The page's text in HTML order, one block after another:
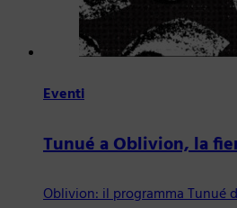
Eventi
Tunué a Oblivion, la
Oblivion: il programma Tunué